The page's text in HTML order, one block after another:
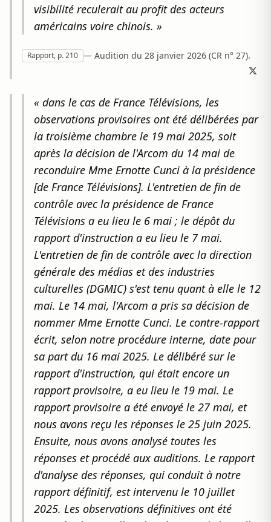
visibilité reculerait au profit des acteurs
américains voire chinois. »
Rapport, p. 210 — Audition du 28 janvier 2026 (CR n° 27).
« dans le cas de France Télévisions, les
observations provisoires ont été délibérées par
la troisième chambre le 19 mai 2025, soit
après la décision de l'Arcom du 14 mai de
reconduire Mme Ernotte Cunci à la présidence
[de France Télévisions]. L'entretien de fin de
contrôle avec la présidence de France
Télévisions a eu lieu le 6 mai ; le dépôt du
rapport d'instruction a eu lieu le 7 mai.
L'entretien de fin de contrôle avec la direction
générale des médias et des industries
culturelles (DGMIC) s'est tenu quant à elle le 12
mai. Le 14 mai, l'Arcom a pris sa décision de
nommer Mme Ernotte Cunci. Le contre-rapport
écrit, selon notre procédure interne, date pour
sa part du 16 mai 2025. Le délibéré sur le
rapport d'instruction, qui était encore un
rapport provisoire, a eu lieu le 19 mai. Le
rapport provisoire a été envoyé le 27 mai, et
nous avons reçu les réponses le 25 juin 2025.
Ensuite, nous avons analysé toutes les
réponses et procédé aux auditions. Le rapport
d'analyse des réponses, qui conduit à notre
rapport définitif, est intervenu le 10 juillet
2025. Les observations définitives ont été